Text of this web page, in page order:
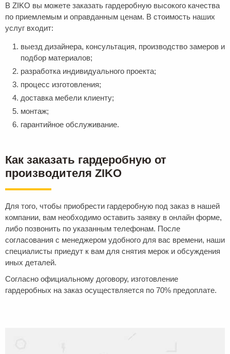
В ZIKO вы можете заказать гардеробную высокого качества
по приемлемым и оправданным ценам. В стоимость наших
услуг входит:
выезд дизайнера, консультация, производство замеров и
подбор материалов;
разработка индивидуального проекта;
процесс изготовления;
доставка мебели клиенту;
монтаж;
гарантийное обслуживание.
Как заказать гардеробную от
производителя ZIKO
Для того, чтобы приобрести гардеробную под заказ в нашей
компании, вам необходимо оставить заявку в онлайн форме,
либо позвонить по указанным телефонам. После
согласования с менеджером удобного для вас времени, наши
специалисты приедут к вам для снятия мерок и обсуждения
иных деталей.
Согласно официальному договору, изготовление
гардеробных на заказ осуществляется по 70% предоплате.